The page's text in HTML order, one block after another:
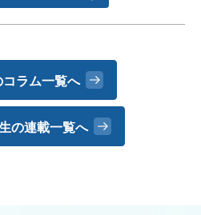
ラム一覧へ
の連載一覧へ